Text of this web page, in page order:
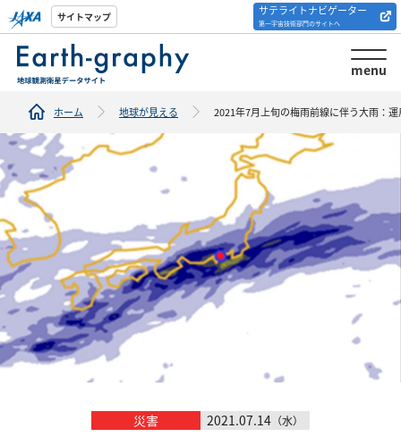
サイトマップ サテライトナビゲーター
第一宇宙技術部門のサイトへ
menu
解析ツール/サイトの
紹介
ホーム 地球が見える 2021年7月上旬の梅雨前線に伴う大雨：
災害 2021.07.14 （水）